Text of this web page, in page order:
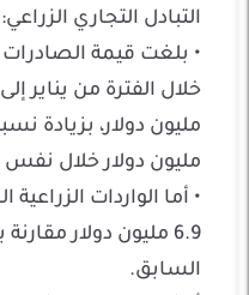
التبادل التجاري الزراعي:
• بلغت قيمة الصادرات
مليون دولار خلال نفس
• أما الواردات
السابق.